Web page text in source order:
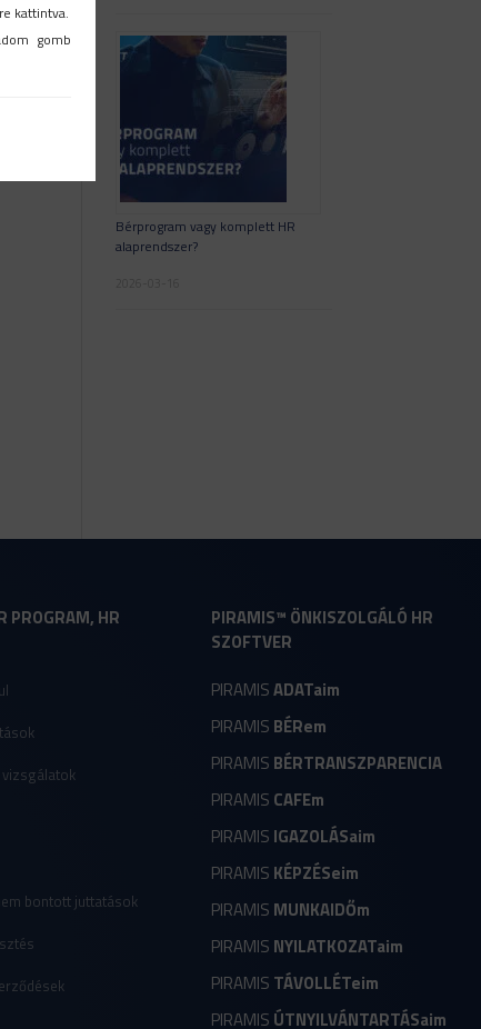
Bérprogram vagy komplett HR
alaprendszer?
PROGRAM, HR
bontott juttatások
PIRAMIS™ ÖNKISZOLGÁLÓ HR
SZOFTVER
PIRAMISADATaim
PIRAMIS BÉRem
PIRAMIS BÉRTRANSZPARENCIA
PIRAMIS CAFEm
PIRAMIS IGAZOLÁSaim
PIRAMIS KÉPZÉSeim
PIRAMIS MUNKAIDŐm
PIRAMIS NYILATKOZATaim
PIRAMIS TÁVOLLÉTeim
PIRAMIS ÚTNYILVÁNTARTÁSaim
kattintva.
gomb